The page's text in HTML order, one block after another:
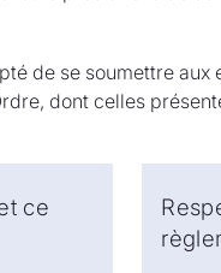
de se soumettre aux
dont celles
ce